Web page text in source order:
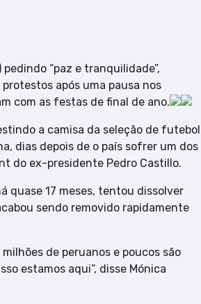
“paz e tranquilidade”,
após uma pausa nos
com as festas de final de ano.
a camisa da seleção de futebol
dias depois de o país sofrer um dos
do ex-presidente Pedro Castillo.
quase 17 meses, tentou dissolver
sendo removido rapidamente
de peruanos e poucos são
estamos aqui”, disse Mónica